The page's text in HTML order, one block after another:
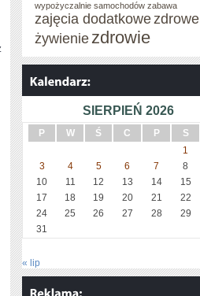
wypożyczalnie samochodów zabawa
zajęcia dodatkowezdrowe
żywienie zdrowie
SIERPIEŃ 2026
P W Ś C P S
1
3
4 5 6 7 8
10
11 12 13 14 15
17
18 19 20 21 22
24
25 26 27 28 29
31
« lip